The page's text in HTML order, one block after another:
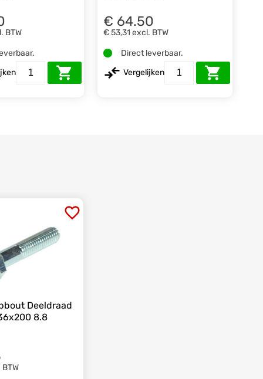
BTW
€ 64.50
€ 53,31 excl. BTW
Direct leverbaar.
Vergelijken
Deeldraad
8.8